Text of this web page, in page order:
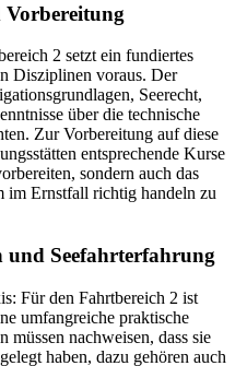
Vorbereitung
2 setzt ein fundiertes
Disziplinen voraus. Der
Seerecht,
über die technische
Zur Vorbereitung auf diese
entsprechende Kurse
sondern auch das
im Ernstfall richtig handeln zu
und Seefahrterfahrung
Für den Fahrtbereich 2 ist
umfangreiche praktische
nachweisen, dass sie
haben, dazu gehören auch